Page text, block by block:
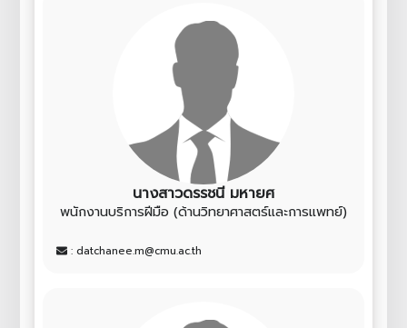
นางสาวดรรชนี มหายศ
พนักงานบริการฝีมือ (ด้านวิทยาศาสตร์และการแพทย์)
: datchanee.m@cmu.ac.th